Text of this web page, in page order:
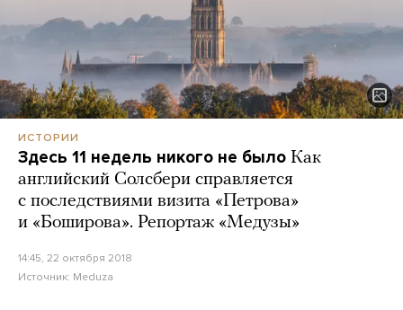
ИСТОРИИ
Здесь 11 недель никого не было Как
английский Солсбери справляется
с последствиями визита «Петрова»
и «Боширова». Репортаж «Медузы»
14:45, 22 октября 2018
Источник: Meduza